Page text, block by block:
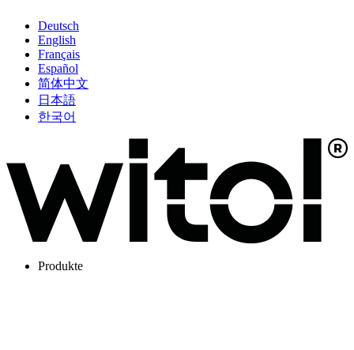
Deutsch
English
Français
Español
简体中文
日本語
한국어
Produkte